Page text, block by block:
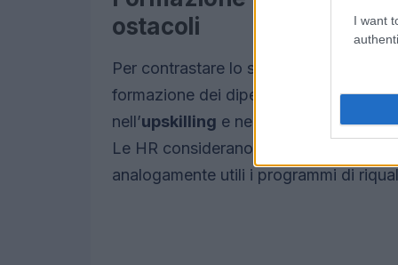
I want
ostacoli
Per contrastare lo shortage, molte
formazione dei dipendenti già
nell’upskilling e nel
la
Le HR considerano efficaci i percorsi
analogamente utili i programmi di